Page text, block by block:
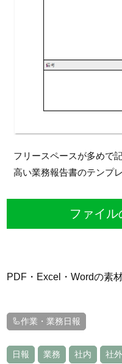
フリースペースが多めで
高い業務報告書のテンプ
ファイル
PDF・Excel・Wordの素
🦾作業・業務日報
日報 業務 社内 社外